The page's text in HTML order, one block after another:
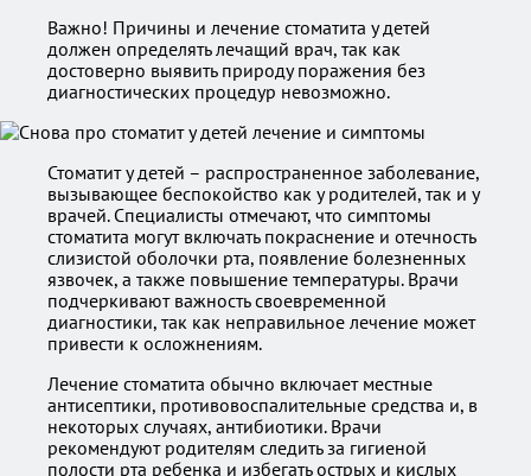
Важно! Причины и лечение стоматита у детей
должен определять лечащий врач, так как
достоверно выявить природу поражения без
диагностических процедур невозможно.
Стоматит у детей – распространенное заболевание,
вызывающее беспокойство как у родителей, так и у
врачей. Специалисты отмечают, что симптомы
стоматита могут включать покраснение и отечность
слизистой оболочки рта, появление болезненных
язвочек, а также повышение температуры. Врачи
подчеркивают важность своевременной
диагностики, так как неправильное лечение может
привести к осложнениям.
Лечение стоматита обычно включает местные
антисептики, противовоспалительные средства и, в
некоторых случаях, антибиотики. Врачи
рекомендуют родителям следить за гигиеной
полости рта ребенка и избегать острых и кислых